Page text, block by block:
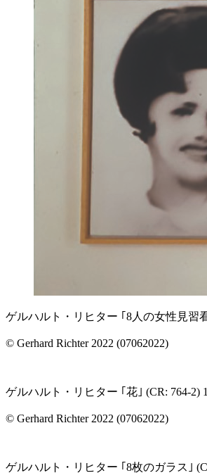
ゲルハルト・リヒター ｢8人の女性見習
© Gerhard Richter 2022 (07062022)
ゲルハルト・リヒター ｢花｣ (CR: 764-2)
© Gerhard Richter 2022 (07062022)
ゲルハルト・リヒター ｢8枚のガラス｣